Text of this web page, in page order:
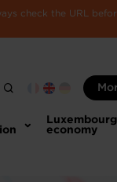
check the URL
Luxembourg
economy